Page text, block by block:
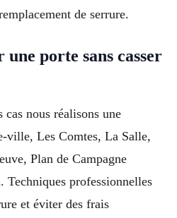
de serrure.
porte sans casser
nous réalisons une
ville, Les Comtes, La Salle,
Plan de Campagne
Techniques professionnelles
et éviter des frais